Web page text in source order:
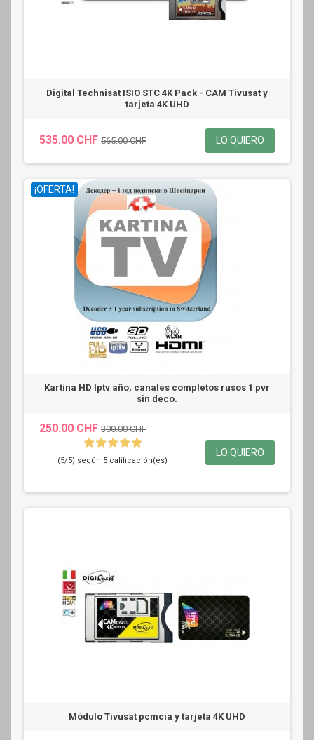
Digital Technisat ISIO STC 4K Pack - CAM Tivusat y
tarjeta 4K UHD
535.00 CHF 565.00 CHF LO QUIERO
¡OFERTA!
Kartina HD Iptv año, canales completos rusos 1 pvr
sin deco.
250.00 CHF 300.00 CHF
(5/5) según 5 calificación(es)
LO QUIERO
Módulo Tivusat pcmcia y tarjeta 4K UHD